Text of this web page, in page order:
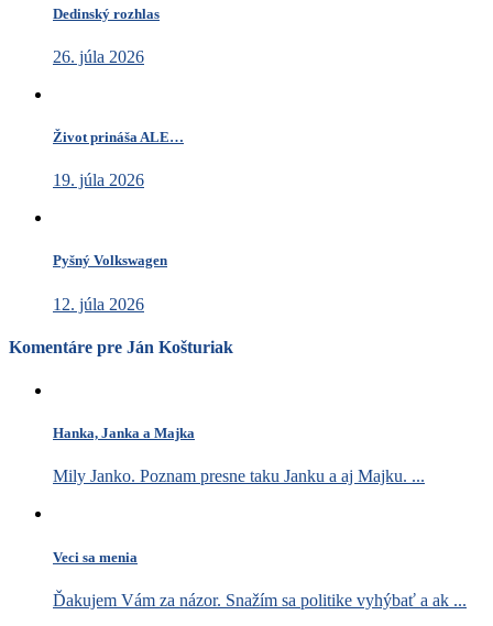
Dedinský rozhlas
26. júla 2026
Život prináša ALE…
19. júla 2026
Pyšný Volkswagen
12. júla 2026
Komentáre pre Ján Košturiak
Hanka, Janka a Majka
Mily Janko. Poznam presne taku Janku a aj Majku. ...
Veci sa menia
Ďakujem Vám za názor. Snažím sa politike vyhýbať a ak ...